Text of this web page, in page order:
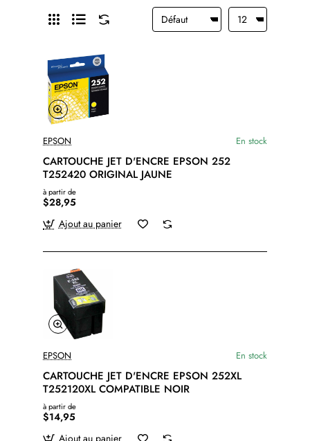
EPSON En stock
CARTOUCHE JET D'ENCRE EPSON 252
T252420 ORIGINAL JAUNE
à partir de
$28,95
Ajout au panier
EPSON En stock
CARTOUCHE JET D'ENCRE EPSON 252XL
T252120XL COMPATIBLE NOIR
à partir de
$14,95
Ajout au panier